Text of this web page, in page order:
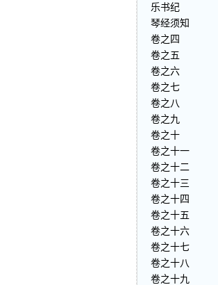
乐书纪
琴经须知
卷之四
卷之五
卷之六
卷之七
卷之八
卷之九
卷之十
卷之十一
卷之十二
卷之十三
卷之十四
卷之十五
卷之十六
卷之十七
卷之十八
卷之十九